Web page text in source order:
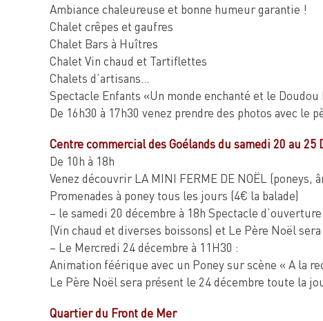
Ambiance chaleureuse et bonne humeur garantie !
Chalet crêpes et gaufres
Chalet Bars à Huîtres
Chalet Vin chaud et Tartiflettes
Chalets d’artisans…
Spectacle Enfants «Un monde enchanté et le
De 16h30 à 17h30 venez prendre des photos avec le
Centre commercial des Goélands du samedi 20 au 25
De 10h à 18h
Venez découvrir LA MINI FERME DE NOËL
Promenades à poney tous les jours (4€ la balade)
– le samedi 20 décembre à 18h Spectacle
(Vin chaud et diverses boissons) et Le Père Noël
– Le Mercredi 24 décembre à 11H30 :
Animation féérique avec un Poney sur scène « A la
Le Père Noël sera présent le 24 décembre toute la
Quartier du Front de Mer